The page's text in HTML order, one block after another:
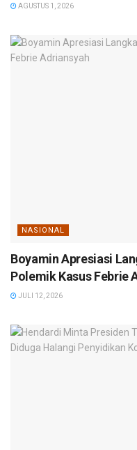
AGUSTUS 1, 2026
NASIONAL
Boyamin Apresiasi
Polemik Kasus Febrie
JULI 12, 2026